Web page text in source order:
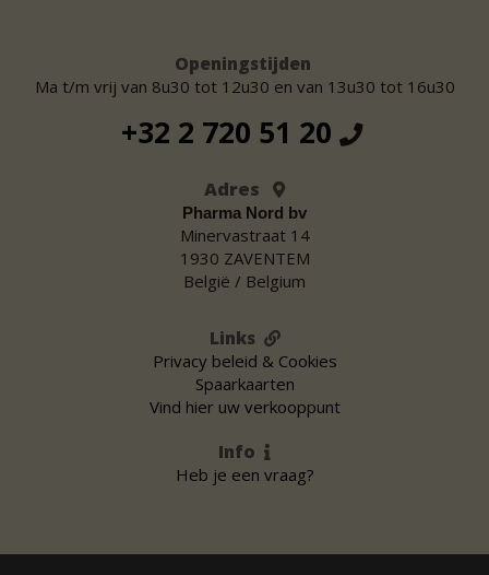
Openingstijden
Ma t/m vrij van 8u30 tot 12u30 en van 13u30 tot 16u30
+32 2 720 51 20
Adres
Pharma Nord bv
Minervastraat 14
1930 ZAVENTEM
België / Belgium
Links
Privacy beleid & Cookies
Spaarkaarten
Vind hier uw verkooppunt
Info
Heb je een vraag?